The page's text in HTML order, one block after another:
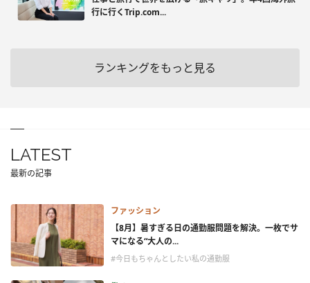
行に行くTrip.com...
ランキングをもっと見る
LATEST
最新の記事
ファッション
【8月】暑すぎる日の通勤服問題を解決。一枚でサ
マになる“大人の...
#今日もちゃんとしたい私の通勤服